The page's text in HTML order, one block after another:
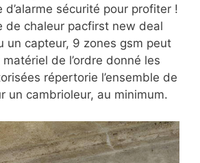
sécurité pour profiter !
de chaleur pacfirst new deal
un capteur, 9 zones gsm peut
de l’ordre donné les
répertorie l’ensemble de
un cambrioleur, au minimum.